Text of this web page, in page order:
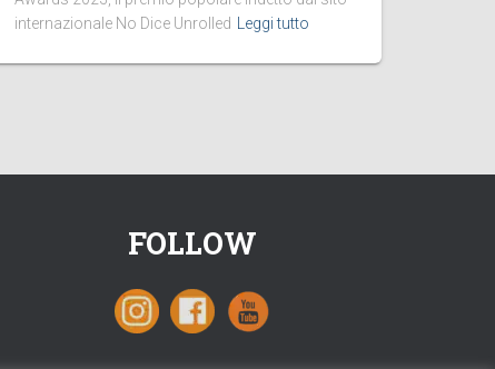
internazionale No Dice Unrolled
Leggi tutto
FOLLOW